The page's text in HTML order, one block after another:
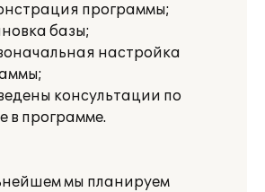
программы;
базы;
настройка
консультации по
в программе.
мы планируем